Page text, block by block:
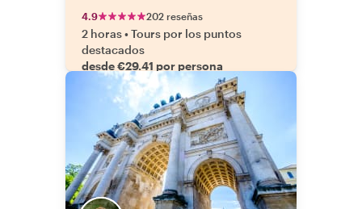
4.9 202 reseñas
2 horas•Tours por los puntos
destacados
desde €29.41 por persona